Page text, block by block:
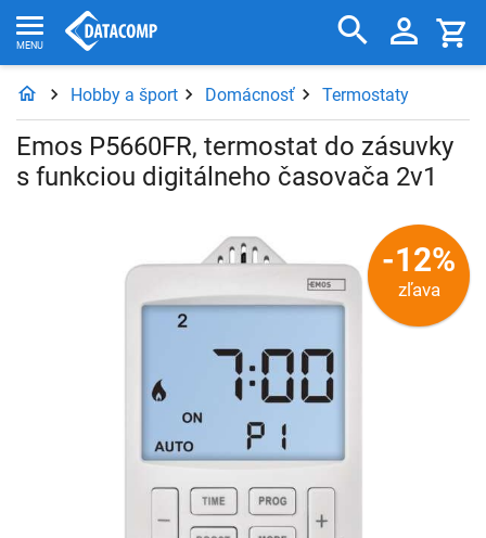
Hobby a šport Domácnosť Termostaty
Emos P5660FR, termostat do zásuvky
s funkciou digitálneho časovača 2v1
-12%
zľava